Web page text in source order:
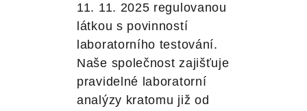
11. 11. 2025 regulovanou
látkou s povinností
laboratorního testování.
Naše společnost zajišťuje
pravidelné laboratorní
analýzy kratomu již od